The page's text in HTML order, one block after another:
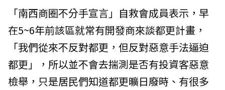
「南西商圈不分手宣言」自救會成員表示，早
在5~6年前該區就常有開發商來談都更計畫，
「我們從來不反對都更，但反對惡意手法逼迫
都更」，所以並不會去揣測是否有投資客惡意
檢舉，只是居民們知道都更曠日廢時、有很多